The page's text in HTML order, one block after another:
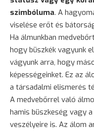
szimbóluma. A
viselése erőt és
Ha álmunkban
hogy büszkék vagyunk
vágyunk arra, hogy
képességeinket. Ez az
a társadalmi elismerés
A medvebőrrel való
hamis büszkeség vagy
veszélyeire is. Az álom